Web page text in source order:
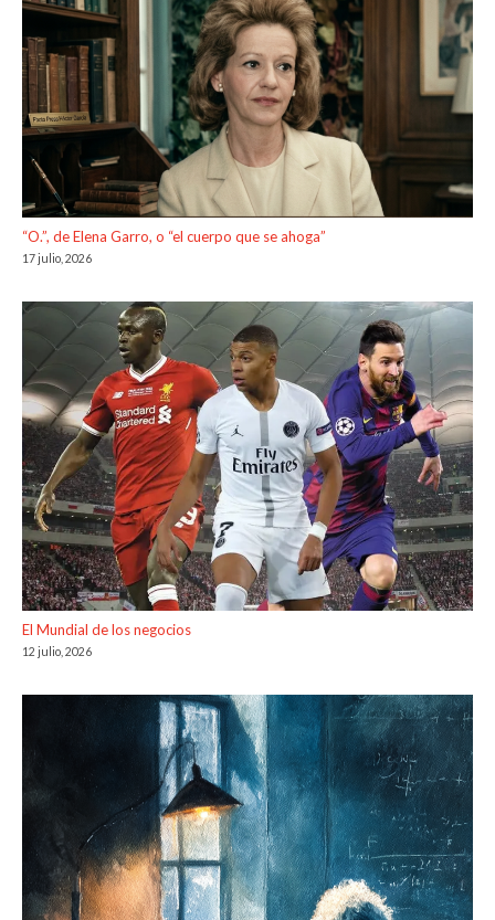
“O.”, de Elena Garro, o “el cuerpo que se ahoga”
17 julio, 2026
El Mundial de los negocios
12 julio, 2026